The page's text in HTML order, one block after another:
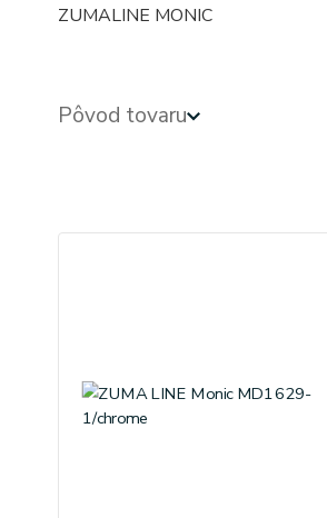
ZUMALINE MONIC
Pôvod tovaru